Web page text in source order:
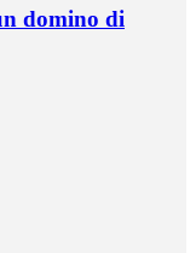
domino di